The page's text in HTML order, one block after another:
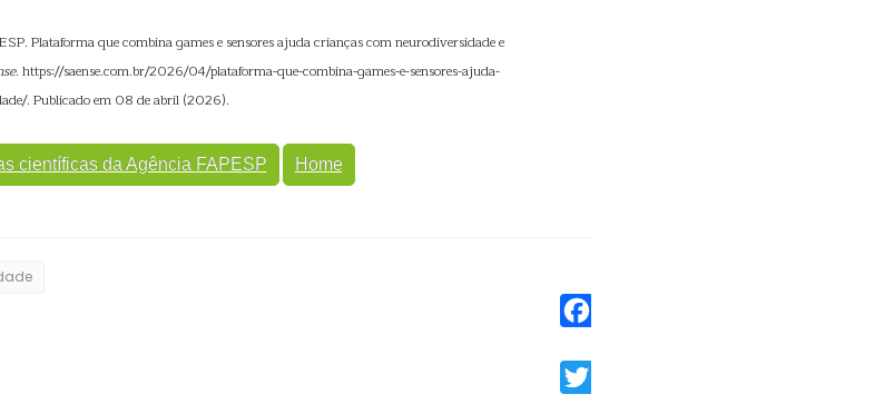
Plataforma que combina games e sensores ajuda crianças com neurodiversidade e
. https://saense.com.br/2026/04/plataforma-que-combina-games-e-sensores-ajuda-
. Publicado em 08 de abril (2026).
científicas da Agência FAPESP Home